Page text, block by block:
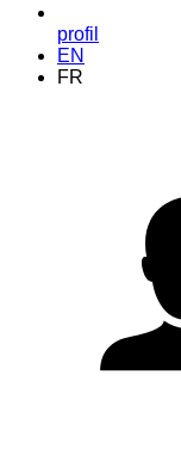
profil
EN
FR